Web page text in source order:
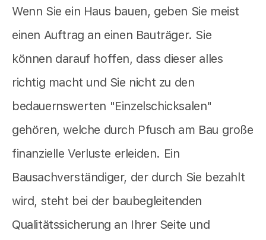
Wenn Sie ein Haus bauen, geben Sie meist
einen Auftrag an einen Bauträger. Sie
können darauf hoffen, dass dieser alles
richtig macht und Sie nicht zu den
bedauernswerten "Einzelschicksalen"
gehören, welche durch Pfusch am Bau große
finanzielle Verluste erleiden. Ein
Bausachverständiger, der durch Sie bezahlt
wird, steht bei der baubegleitenden
Qualitätssicherung an Ihrer Seite und